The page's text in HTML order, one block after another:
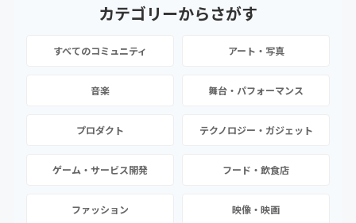
カテゴリーからさがす
すべてのコミュニティ アート・写真
音楽 舞台・パフォーマンス
プロダクト テクノロジー・ガジェット
ゲーム・サービス開発 フード・飲食店
ファッション 映像・映画